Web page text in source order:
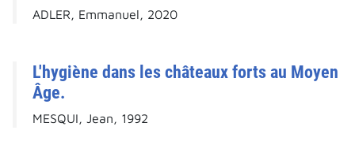
ADLER, Emmanuel, 2020
L'hygiène dans les châteaux forts au Moyen
Âge.
MESQUI, Jean, 1992